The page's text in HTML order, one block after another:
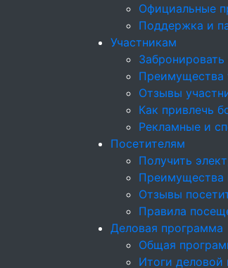
Официальные
Поддержка и
Участникам
Забронировать
Преимущества
Отзывы
Как привлечь
Рекламные и
Посетителям
Получить
Преимущества
Отзывы
Правила
Деловая программа
Общая
Итоги